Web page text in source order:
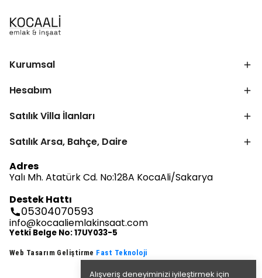
Alışveriş deneyiminizi iyileştirmek için
Kurumsal
Hesabım
Satılık Villa İlanları
Satılık Arsa, Bahçe, Daire
Adres
Yalı Mh. Atatürk Cd. No:128A KocaAli/Sakarya
Destek Hattı
05304070593
info@kocaaliemlakinsaat.com
Yetki Belge No: 17UY033-5
Web Tasarım Geliştirme Fast Teknoloji